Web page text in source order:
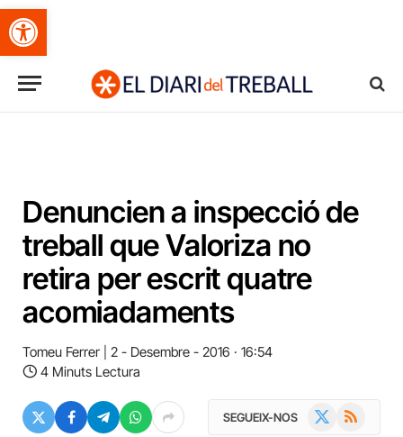
Obre la barra d'eines
Denuncien a inspecció de
treball que Valoriza no
retira per escrit quatre
acomiadaments
Tomeu Ferrer
2 - Desembre - 2016 · 16:54
4 Minuts Lectura
SEGUEIX-NOS RSS